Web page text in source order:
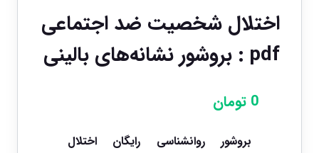
اختلال شخصیت ضد اجتماعی
pdf : بروشور نشانه‌های بالینی
0 تومان
بروشور روانشناسی رایگان اختلال